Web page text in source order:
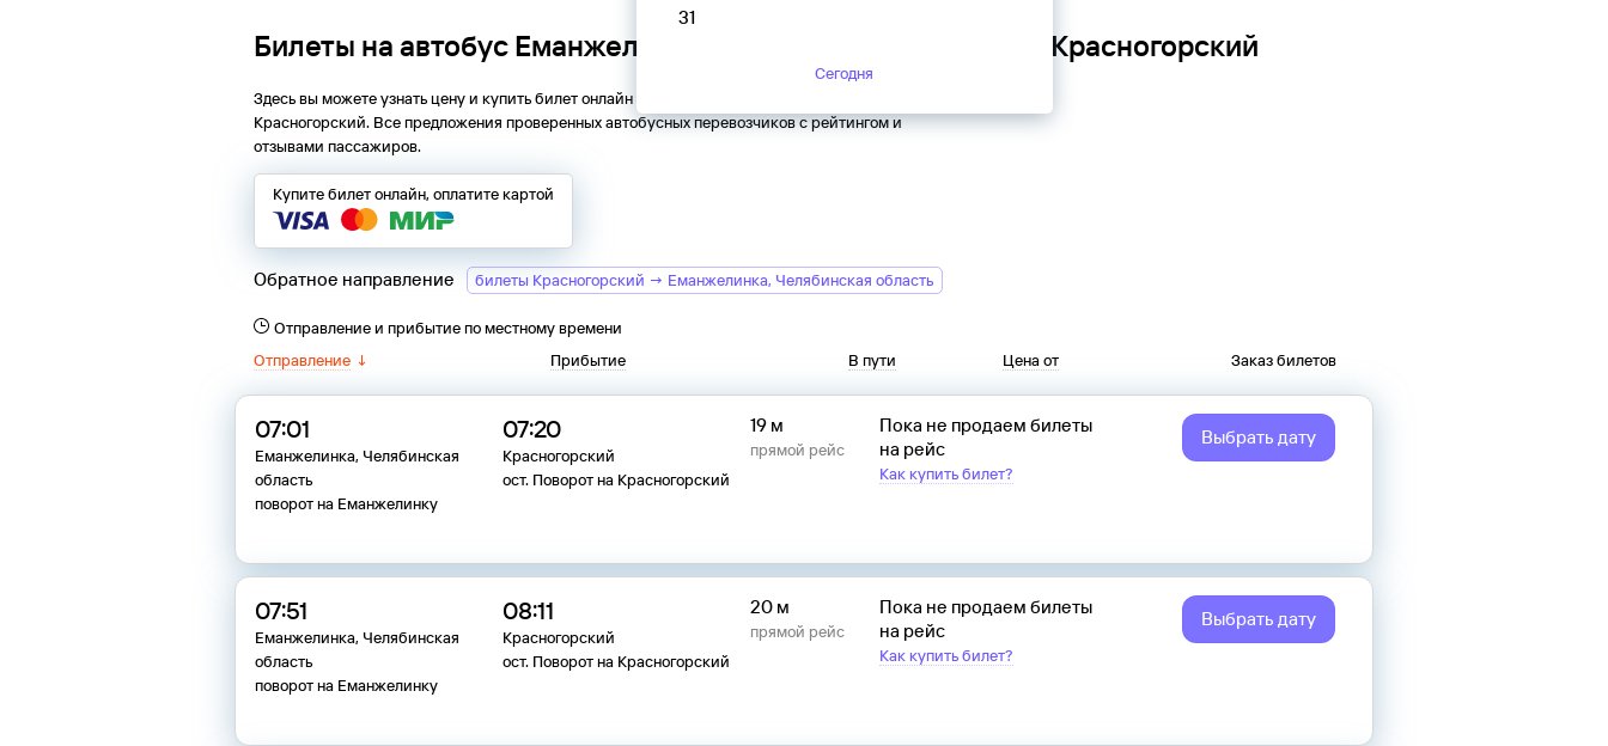
Билеты на автобус Еманжелинка, Челябинская область → Красногорский
Здесь вы можете узнать цену и купить билет онлайн на автобус из
Красногорский. Все предложения проверенных автобусных перевозчиков с рейтингом и
отзывами пассажиров.
Купите билет онлайн, оплатите картой
Обратное направление билеты Красногорский → Еманжелинка, Челябинская область
Отправление и прибытие по местному времени
Отправление ↓ Прибытие В пути Цена от Заказ билетов
07:01
Еманжелинка, Челябинская
область
поворот на Еманжелинку
07:20
Красногорский
ост. Поворот на Красногорский
19 м
прямой рейс
Пока не продаем билеты
на рейс
Как купить билет?
Выбрать дату
07:51
Еманжелинка, Челябинская
область
поворот на Еманжелинку
08:11
Красногорский
ост. Поворот на Красногорский
20 м
прямой рейс
Пока не продаем билеты
на рейс
Как купить билет?
Выбрать дату
31
Сегодня